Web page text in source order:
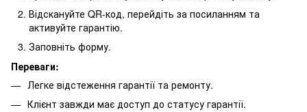
Відскануйте QR-код, перейдіть за посиланням та
активуйте гарантію.
Заповніть форму.
Переваги:
Легке відстеження гарантії та ремонту.
Клієнт завжди має доступ до статусу гарантії.